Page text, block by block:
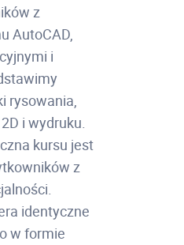
z
AutoCAD,
i
rysowania,
i wydruku.
kursu jest
z
identyczne
w formie